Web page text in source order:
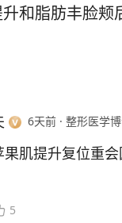
平整的状态，
和脂肪丰脸颊
6天前 · 整形医学
肌提升复位重
5